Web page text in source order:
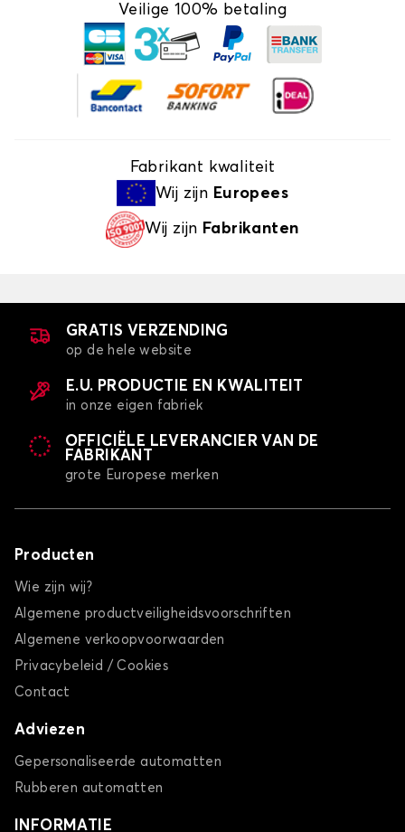
Veilige 100% betaling
Fabrikant kwaliteit
Wij zijn Europees
Wij zijn Fabrikanten
GRATIS VERZENDING
op de hele website
E.U. PRODUCTIE EN KWALITEIT
in onze eigen fabriek
OFFICIËLE LEVERANCIER VAN DE
FABRIKANT
grote Europese merken
Producten
Wie zijn wij?
Algemene productveiligheidsvoorschriften
Algemene verkoopvoorwaarden
Privacybeleid / Cookies
Contact
Adviezen
Gepersonaliseerde automatten
Rubberen automatten
INFORMATIE